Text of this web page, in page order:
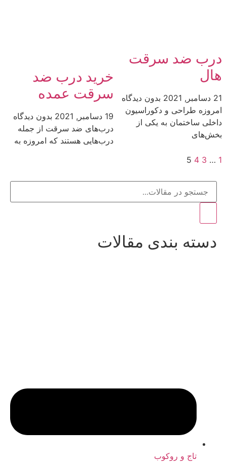
دسته بندی مقالات
تاج و روکوب
درب ضد سرقت
هال
21 دسامبر, 2021
بدون دیدگاه
امروزه طراحی و دکوراسیون
داخلی ساختمان به یکی از
بخش‌های
خرید درب ضد
سرقت عمده
19 دسامبر, 2021
بدون دیدگاه
درب‌های ضد سرقت از جمله
درب‌هایی هستند که امروزه به
1
…
3
4
5